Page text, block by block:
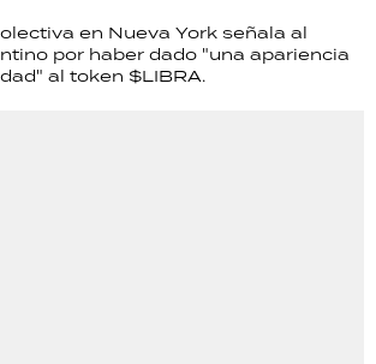
en Nueva York señala al
por haber dado "una apariencia
al token $LIBRA.